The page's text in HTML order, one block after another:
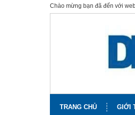
Chào mừng bạn đã đến với
TRANG CHỦ GIỚI